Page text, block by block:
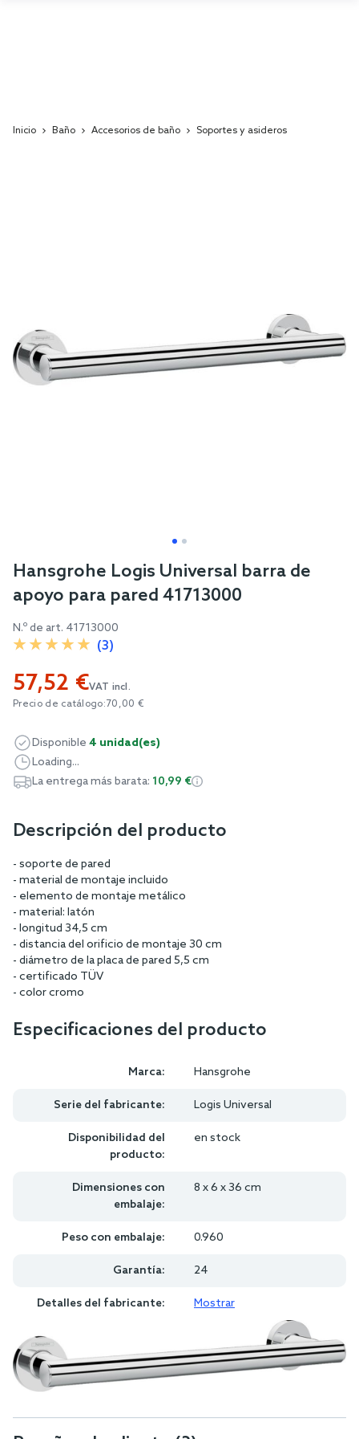
Inicio Baño Accesorios de baño Soportes y asideros
gallery
Skip
the
beginning
of
images
gallery
Hansgrohe Logis Universal barra de
apoyo para pared 41713000
N.º de art. 41713000
(3)
57,52 €VAT incl.
Precio de catálogo:70,00 €
Disponible 4 unidad(es)
Loading...
La entrega más barata: 10,99 €
Descripción del producto
- soporte de pared
- material de montaje incluido
- elemento de montaje metálico
- material: latón
- longitud 34,5 cm
- distancia del orificio de montaje 30 cm
- diámetro de la placa de pared 5,5 cm
- certificado TÜV
- color cromo
Especificaciones del producto
Marca: Hansgrohe
Serie del fabricante: Logis Universal
Disponibilidad del
producto:
en stock
Dimensiones con
embalaje:
8 x 6 x 36 cm
Peso con embalaje: 0.960
Garantía: 24
Detalles del fabricante: Mostrar